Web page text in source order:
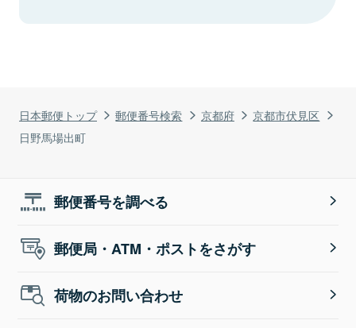
日本郵便トップ 郵便番号検索 京都府
京都市伏見区
日野馬場出町
郵便番号を調べる
郵便局・ATM・ポストをさがす
荷物のお問い合わせ